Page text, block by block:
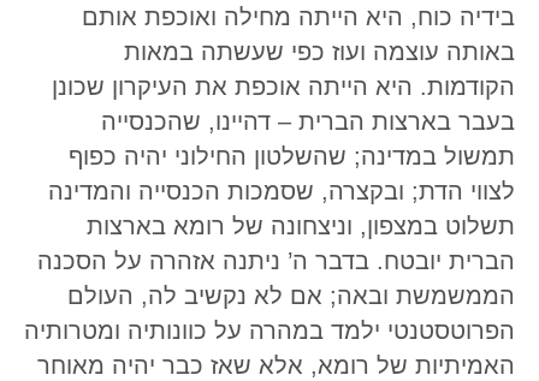
בידיה כוח, היא הייתה מחילה ואוכפת אותם
באותה עוצמה ועוז כפי שעשתה במאות
הקודמות. היא הייתה אוכפת את העיקרון שכונן
בעבר בארצות הברית – דהיינו, שהכנסייה
תמשול במדינה; שהשלטון החילוני יהיה כפוף
לצווי הדת; ובקצרה, שסמכות הכנסייה והמדינה
תשלוט במצפון, וניצחונה של רומא בארצות
הברית יובטח. בדבר ה’ ניתנה אזהרה על הסכנה
הממשמשת ובאה; אם לא נקשיב לה, העולם
הפרוטסטנטי ילמד במהרה על כוונותיה ומטרותיה
האמיתיות של רומא, אלא שאז כבר יהיה מאוחר